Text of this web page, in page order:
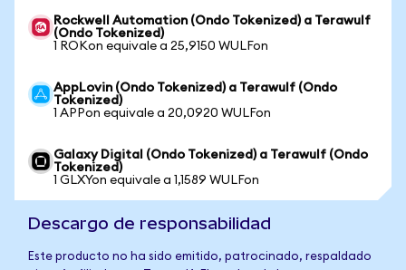
Rockwell Automation (Ondo Tokenized) a Terawulf
(Ondo Tokenized)
1 ROKon equivale a 25,9150 WULFon
AppLovin (Ondo Tokenized) a Terawulf (Ondo
Tokenized)
1 APPon equivale a 20,0920 WULFon
Galaxy Digital (Ondo Tokenized) a Terawulf (Ondo
Tokenized)
1 GLXYon equivale a 1,1589 WULFon
Descargo de responsabilidad
Este producto no ha sido emitido, patrocinado, respaldado